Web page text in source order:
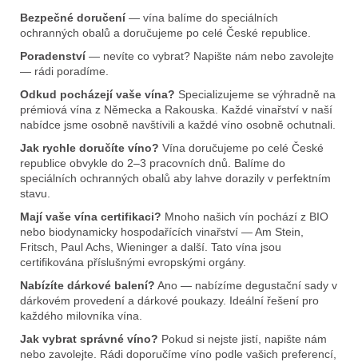
Bezpečné doručení— vína balíme do speciálních
ochranných obalů a doručujeme po celé České republice.
Poradenství— nevíte co vybrat? Napište nám nebo zavolejte
— rádi poradíme.
Odkud pocházejí vaše vína? Specializujeme se výhradně na
prémiová vína z Německa a Rakouska. Každé vinařství v naší
nabídce jsme osobně navštívili a každé víno osobně ochutnali.
Jak rychle doručíte víno? Vína doručujeme po celé České
republice obvykle do 2–3 pracovních dnů. Balíme do
speciálních ochranných obalů aby lahve dorazily v perfektním
stavu.
Mají vaše vína certifikaci? Mnoho našich vín pochází z BIO
nebo biodynamicky hospodařících vinařství — Am Stein,
Fritsch, Paul Achs, Wieninger a další. Tato vína jsou
certifikována příslušnými evropskými orgány.
Nabízíte dárkové balení? Ano — nabízíme degustační sady v
dárkovém provedení a dárkové poukazy. Ideální řešení pro
každého milovníka vína.
Jak vybrat správné víno? Pokud si nejste jistí, napište nám
nebo zavolejte. Rádi doporučíme víno podle vašich preferencí,